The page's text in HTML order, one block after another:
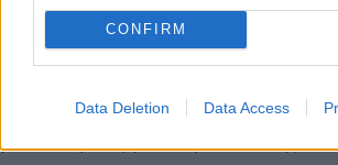
CONFIRM
Data Deletion Data Access
δεν ξέρω αν μπορώ να συνεχίσω
Τον αγαπάω τόσο που δεν μπορώ
20χρονη, μη μπορώντας, όπως
μια απόφαση για το μέλλον της.